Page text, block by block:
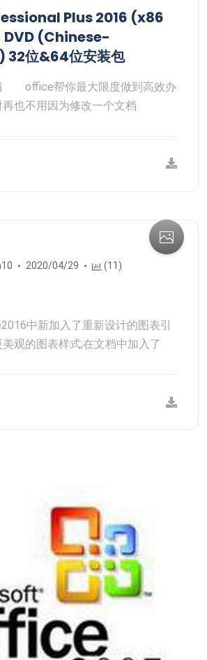
Plus 2016 (x86
(Chinese-
位&64位安装包
office帮你最大限度做到高效办
也不用因为修改一个文档
2020/04/29 (11)
中新加入了重新设计的图表引
观的图表样式;在文档中加入了